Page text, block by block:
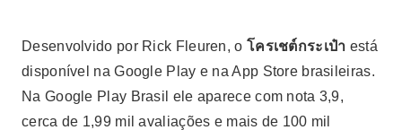
Desenvolvido por Rick Fleuren, o โครเชต์กระเป๋า está
disponível na Google Play e na App Store brasileiras.
Na Google Play Brasil ele aparece com nota 3,9,
cerca de 1,99 mil avaliações e mais de 100 mil